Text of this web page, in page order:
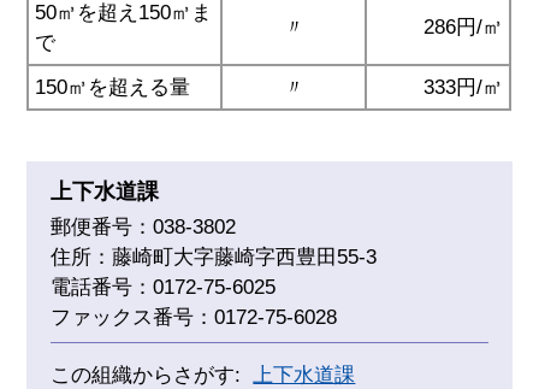
50㎥を超え150㎥ま
で
〃 286円/㎥
150㎥を超える量 〃 333円/㎥
上下水道課
郵便番号：038-3802
住所：藤崎町大字藤崎字西豊田55-3
電話番号：0172-75-6025
ファックス番号：0172-75-6028
この組織からさがす:上下水道課